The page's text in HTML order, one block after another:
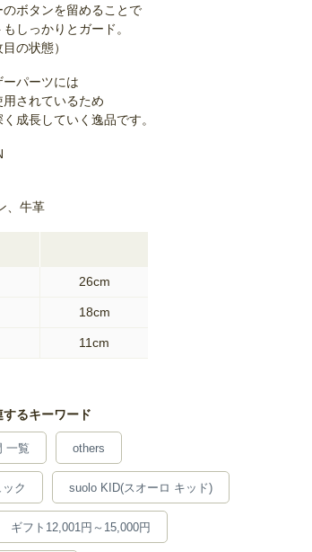
ボタンを留めることで
しっかりとガード。
の状態）
パーツには
されているため
成長していく逸品です。
、牛革
26cm
18cm
11cm
るキーワード
一覧 others
ク suolo KID(スオーロ キッド)
ギフト12,001円～15,000円